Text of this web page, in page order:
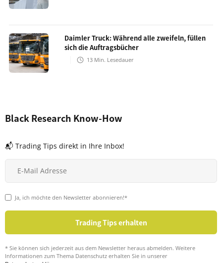
Daimler Truck: Während alle zweifeln, füllen
sich die Auftragsbücher
13 Min. Lesedauer
Black Research Know-How
📬 Trading Tips direkt in Ihre Inbox!
Ja, ich möchte den Newsletter abonnieren!*
* Sie können sich jederzeit aus dem Newsletter heraus abmelden. Weitere
Informationen zum Thema Datenschutz erhalten Sie in unserer